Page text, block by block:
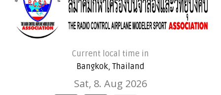
Current local time in
Bangkok, Thailand